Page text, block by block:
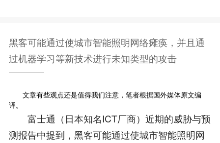
黑客可能通过使城市智能照明网络瘫痪，并且通
过机器学习等新技术进行未知类型的攻击
文章有些观点还是值得我们注意，笔者根据国外媒体原文编
译。
富士通（日本知名ICT厂商）近期的威胁与预
测报告中提到，黑客可能通过使城市智能照明网